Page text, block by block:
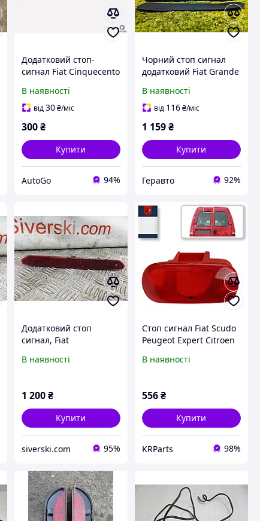
Додатковий стоп-
сигнал Fiat Cinquecento
В наявності
від30 ₴/міс
300 ₴
Купити
AutoGo 94%
Чорний стоп сигнал
додатковий Fiat Grande
Додатковий третій стоп
сигнал чорний Фіат
В наявності
від 116₴/міс
1 159₴
Купити
Геравто 92%
Додатковий стоп
сигнал, Fiat
Punto/Punto Evo
В наявності
1 200 ₴
Купити
siverski.com 95%
Стоп сигнал Fiat Scudo
Peugeot Expert Citroen
додатк
В наявності
556₴
Купити
KRParts 98%